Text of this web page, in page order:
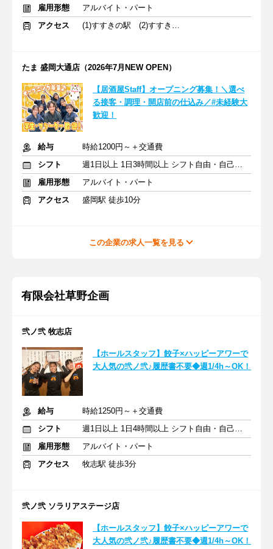
雇用形態
アルバイト・パート
アクセス
(1)すすきの駅 (2)すすきの駅
たま 盛岡大通店（2026年7月NEW OPEN）
【居酒屋Staff】オープニング募集！＼選べ
る接客・調理・開店前の仕込み／#未経験大
歓迎！
給与
時給1200円～＋交通費
シフト
週1日以上 1日3時間以上 シフト自由・自己申告
雇用形態
アルバイト・パート
アクセス
盛岡駅 徒歩10分
この企業の求人一覧を見る
有限会社草野企画
弐ノ弐 牧志店
【ホールスタッフ】餃子×ハッピーアワーで
大人気の弐ノ弐♪履歴書不要◆週1/4h～OK！
給与
時給1250円～＋交通費
シフト
週1日以上 1日4時間以上 シフト自由・自己申告
雇用形態
アルバイト・パート
アクセス
牧志駅 徒歩3分
弐ノ弐 ソラリアステージ店
【ホールスタッフ】餃子×ハッピーアワーで
大人気の弐ノ弐♪履歴書不要◆週1/4h～OK！